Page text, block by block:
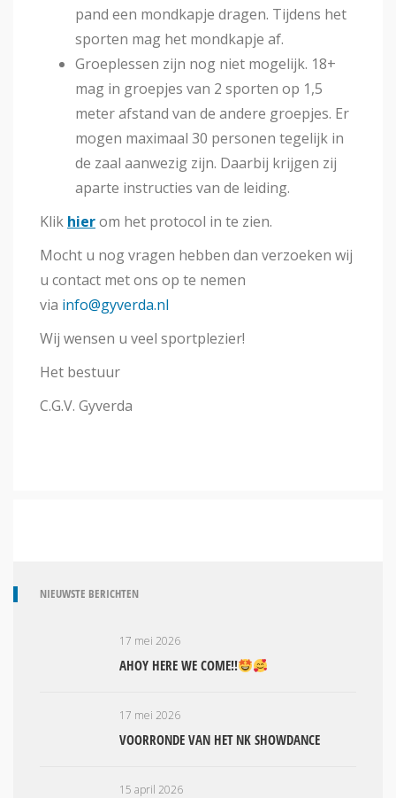
pand een mondkapje dragen. Tijdens het
sporten mag het mondkapje af.
Groeplessen zijn nog niet mogelijk. 18+
mag in groepjes van 2 sporten op 1,5
meter afstand van de andere groepjes. Er
mogen maximaal 30 personen tegelijk in
de zaal aanwezig zijn. Daarbij krijgen zij
aparte instructies van de leiding.
Klik hierom het protocol in te zien.
Mocht u nog vragen hebben dan verzoeken wij
u contact met ons op te nemen
via info@gyverda.nl
Wij wensen u veel sportplezier!
Het bestuur
C.G.V. Gyverda
NIEUWSTE BERICHTEN
17 mei 2026
AHOY HERE WE COME!!
17 mei 2026
VOORRONDE VAN HET NK SHOWDANCE
15 april 2026